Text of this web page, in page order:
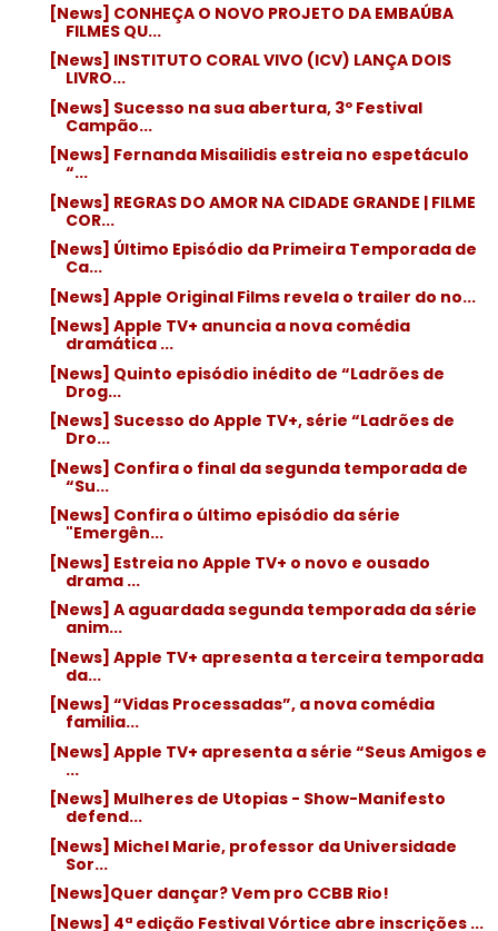
[News] CONHEÇA O NOVO PROJETO DA EMBAÚBA
FILMES QU...
[News] INSTITUTO CORAL VIVO (ICV) LANÇA DOIS
LIVRO...
[News] Sucesso na sua abertura, 3º Festival
Campão...
[News] Fernanda Misailidis estreia no espetáculo
“...
[News] REGRAS DO AMOR NA CIDADE GRANDE | FILME
COR...
[News] Último Episódio da Primeira Temporada de
Ca...
[News] Apple Original Films revela o trailer do no...
[News] Apple TV+ anuncia a nova comédia
dramática ...
[News] Quinto episódio inédito de “Ladrões de
Drog...
[News] Sucesso do Apple TV+, série “Ladrões de
Dro...
[News] Confira o final da segunda temporada de
“Su...
[News] Confira o último episódio da série
"Emergên...
[News] Estreia no Apple TV+ o novo e ousado
drama ...
[News] A aguardada segunda temporada da série
anim...
[News] Apple TV+ apresenta a terceira temporada
da...
[News] “Vidas Processadas”, a nova comédia
familia...
[News] Apple TV+ apresenta a série “Seus Amigos e
...
[News] Mulheres de Utopias - Show-Manifesto
defend...
[News] Michel Marie, professor da Universidade
Sor...
[News]Quer dançar? Vem pro CCBB Rio!
[News] 4ª edição Festival Vórtice abre inscrições ...